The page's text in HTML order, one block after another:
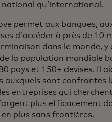
qu’international.
permet aux banques,
d’accéder à près de 10
dans le monde, y
de la population mondiale
pays et 150+ devises. Il
auxquels sont confrontés
entreprises qui
plus efficacement
plus sans frontières.